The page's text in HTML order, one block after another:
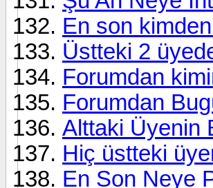
En son
Üstteki 2
Forumdan
Forumdan
Alttaki Üyenin
Hiç üstteki
En Son Neye